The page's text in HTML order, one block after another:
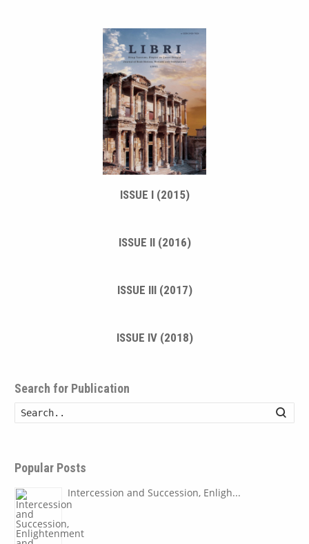
ISSUE I (2015)
ISSUE II (2016)
ISSUE III (2017)
ISSUE IV (2018)
Search for Publication
Popular Posts
Intercession and Succession, Enligh...